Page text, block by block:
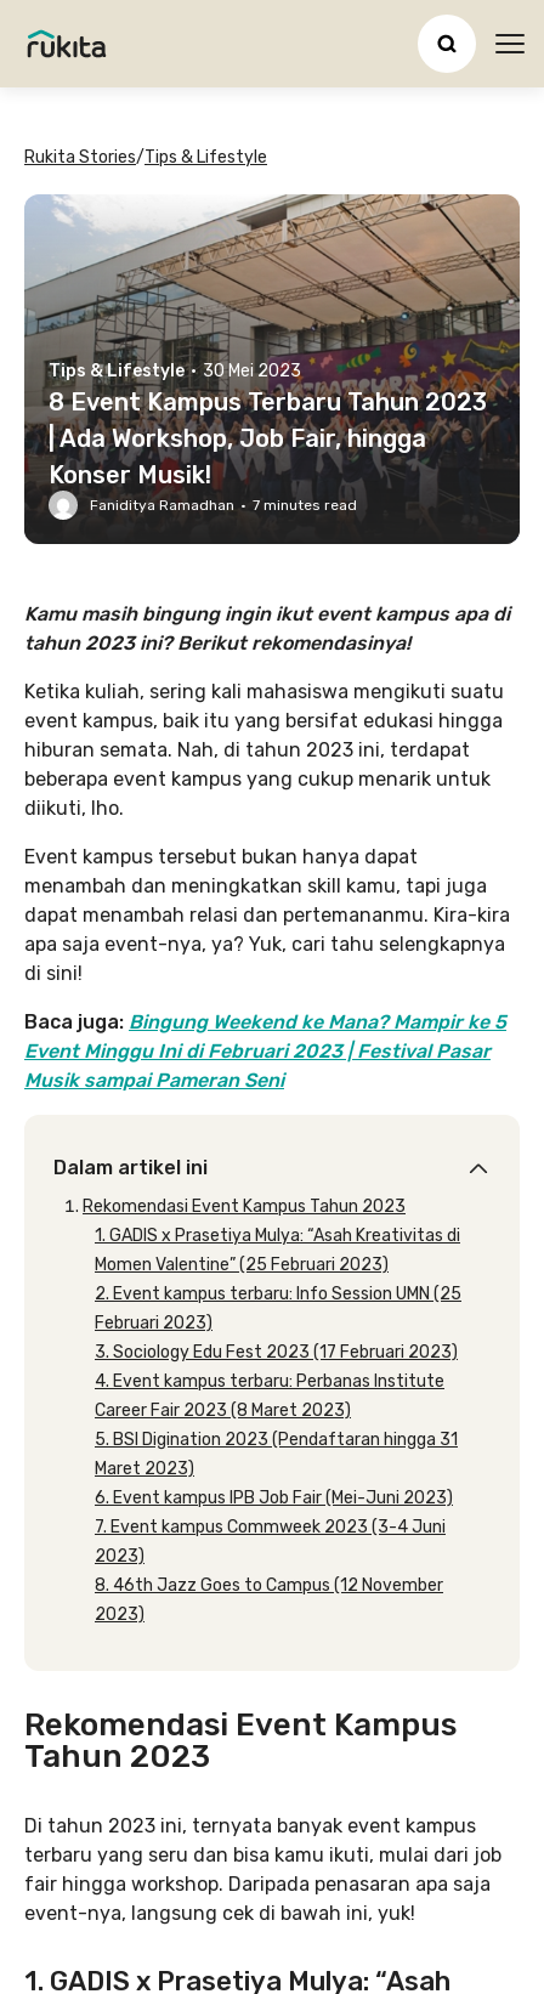
Rukita Stories/Tips & Lifestyle
Tips & Lifestyle · 30 Mei 2023
8 Event Kampus Terbaru Tahun 2023
| Ada Workshop, Job Fair, hingga
Konser Musik!
Faniditya Ramadhan · 7 minutes read
Kamu masih bingung ingin ikut event kampus apa di
tahun 2023 ini? Berikut rekomendasinya!
Ketika kuliah, sering kali mahasiswa mengikuti suatu
event kampus, baik itu yang bersifat edukasi hingga
hiburan semata. Nah, di tahun 2023 ini, terdapat
beberapa event kampus yang cukup menarik untuk
diikuti, lho.
Event kampus tersebut bukan hanya dapat
menambah dan meningkatkan skill kamu, tapi juga
dapat menambah relasi dan pertemananmu. Kira-kira
apa saja event-nya, ya? Yuk, cari tahu selengkapnya
di sini!
Baca juga: Bingung Weekend ke Mana? Mampir ke 5
Event Minggu Ini di Februari 2023 | Festival Pasar
Musik sampai Pameran Seni
Dalam artikel ini
Rekomendasi Event Kampus Tahun 2023
1. GADIS x Prasetiya Mulya: “Asah Kreativitas di
Momen Valentine” (25 Februari 2023)
2. Event kampus terbaru: Info Session UMN (25
Februari 2023)
3. Sociology Edu Fest 2023 (17 Februari 2023)
4. Event kampus terbaru: Perbanas Institute
Career Fair 2023 (8 Maret 2023)
5. BSI Digination 2023 (Pendaftaran hingga 31
Maret 2023)
6. Event kampus IPB Job Fair (Mei-Juni 2023)
7. Event kampus Commweek 2023 (3-4 Juni
2023)
8. 46th Jazz Goes to Campus (12 November
2023)
Rekomendasi Event Kampus
Tahun 2023
Di tahun 2023 ini, ternyata banyak event kampus
terbaru yang seru dan bisa kamu ikuti, mulai dari job
fair hingga workshop. Daripada penasaran apa saja
event-nya, langsung cek di bawah ini, yuk!
1. GADIS x Prasetiya Mulya: “Asah